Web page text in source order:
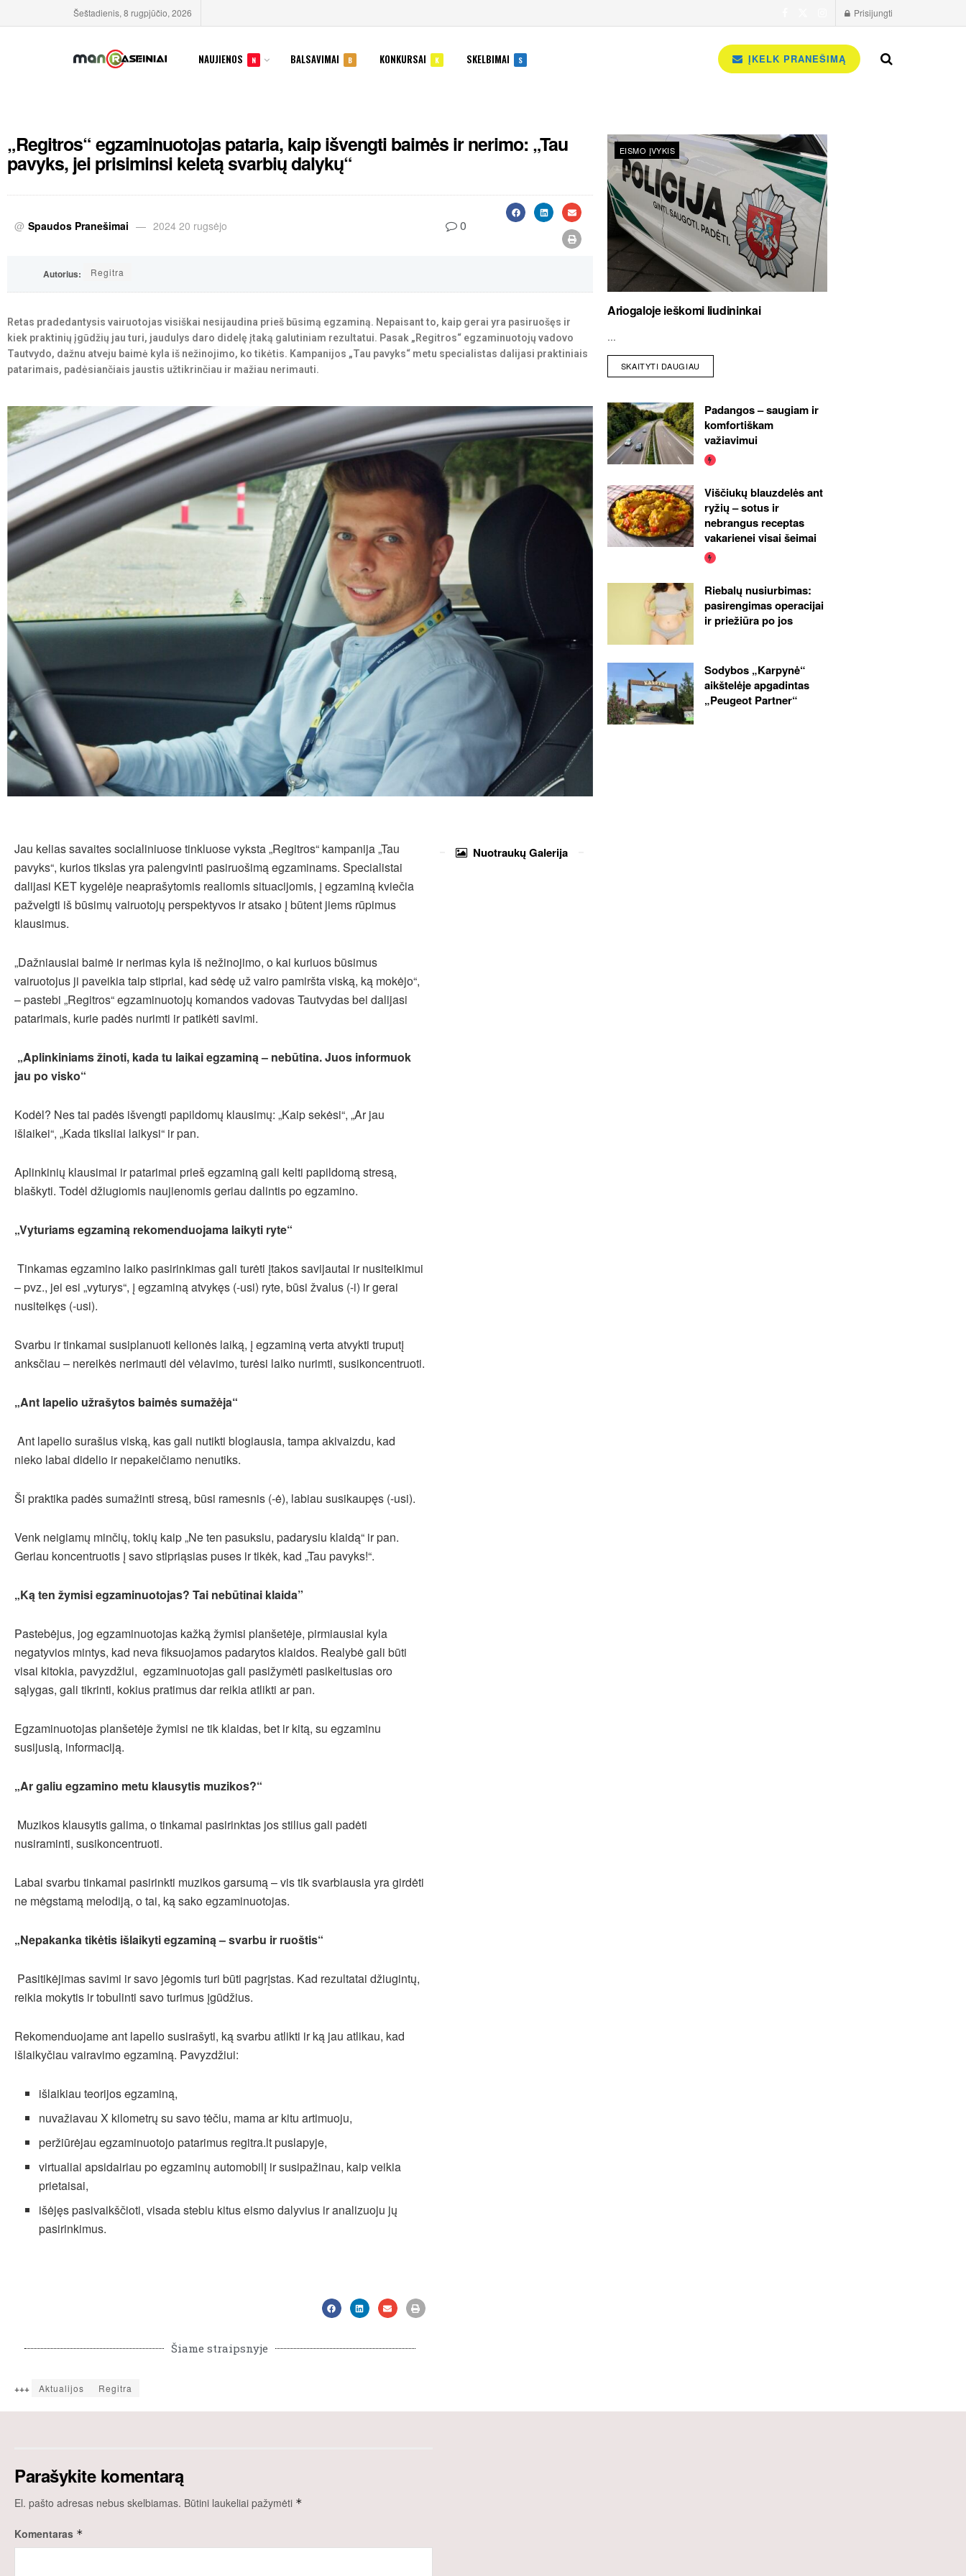
Šeštadienis, 8 rugpjūčio, 2026 Prisijungti
NAUJIENOS N BALSAVIMAI B KONKURSAI K SKELBIMAI S ĮKELK PRANEŠIMĄ
„Regitros“ egzaminuotojas pataria, kaip išvengti baimės ir nerimo: „Tau
pavyks, jei prisiminsi keletą svarbių dalykų“
@ Spaudos Pranešimai 2024 20 rugsėjo 0
Autorius: Regitra
Retas pradedantysis vairuotojas visiškai nesijaudina prieš būsimą egzaminą. Nepaisant to, kaip gerai yra pasiruošęs ir
kiek praktinių įgūdžių jau turi, jaudulys daro didelę įtaką galutiniam rezultatui. Pasak „Regitros“ egzaminuotojų vadovo
Tautvydo, dažnu atveju baimė kyla iš nežinojimo, ko tikėtis. Kampanijos „Tau pavyks“ metu specialistas dalijasi praktiniais
patarimais, padėsiančiais jaustis užtikrinčiau ir mažiau nerimauti.
EISMO ĮVYKIS
Ariogaloje ieškomi liudininkai
...
SKAITYTI DAUGIAU
Padangos – saugiam ir
komfortiškam
važiavimui
Viščiukų blauzdelės ant
ryžių – sotus ir
nebrangus receptas
vakarienei visai šeimai
Riebalų nusiurbimas:
pasirengimas operacijai
ir priežiūra po jos
Sodybos „Karpynė“
aikštelėje apgadintas
„Peugeot Partner“
Jau kelias savaites socialiniuose tinkluose vyksta „Regitros“ kampanija „Tau
pavyks“, kurios tikslas yra palengvinti pasiruošimą egzaminams. Specialistai
dalijasi KET kygelėje neaprašytomis realiomis situacijomis, į egzaminą kviečia
pažvelgti iš būsimų vairuotojų perspektyvos ir atsako į būtent jiems rūpimus
klausimus.
„Dažniausiai baimė ir nerimas kyla iš nežinojimo, o kai kuriuos būsimus
vairuotojus ji paveikia taip stipriai, kad sėdę už vairo pamiršta viską, ką mokėjo“,
– pastebi „Regitros“ egzaminuotojų komandos vadovas Tautvydas bei dalijasi
patarimais, kurie padės nurimti ir patikėti savimi.
„Aplinkiniams žinoti, kada tu laikai egzaminą – nebūtina. Juos informuok
jau po visko“
Kodėl? Nes tai padės išvengti papildomų klausimų: „Kaip sekėsi“, „Ar jau
išlaikei“, „Kada tiksliai laikysi“ ir pan.
Aplinkinių klausimai ir patarimai prieš egzaminą gali kelti papildomą stresą,
blaškyti. Todėl džiugiomis naujienomis geriau dalintis po egzamino.
„Vyturiams egzaminą rekomenduojama laikyti ryte“
Tinkamas egzamino laiko pasirinkimas gali turėti įtakos savijautai ir nusiteikimui
– pvz., jei esi „vyturys“, į egzaminą atvykęs (-usi) ryte, būsi žvalus (-i) ir gerai
nusiteikęs (-usi).
Svarbu ir tinkamai susiplanuoti kelionės laiką, į egzaminą verta atvykti truputį
anksčiau – nereikės nerimauti dėl vėlavimo, turėsi laiko nurimti, susikoncentruoti.
„Ant lapelio užrašytos baimės sumažėja“
Ant lapelio surašius viską, kas gali nutikti blogiausia, tampa akivaizdu, kad
nieko labai didelio ir nepakeičiamo nenutiks.
Ši praktika padės sumažinti stresą, būsi ramesnis (-ė), labiau susikaupęs (-usi).
Venk neigiamų minčių, tokių kaip „Ne ten pasuksiu, padarysiu klaidą“ ir pan.
Geriau koncentruotis į savo stipriąsias puses ir tikėk, kad „Tau pavyks!“.
„Ką ten žymisi egzaminuotojas? Tai nebūtinai klaida”
Pastebėjus, jog egzaminuotojas kažką žymisi planšetėje, pirmiausiai kyla
negatyvios mintys, kad neva fiksuojamos padarytos klaidos. Realybė gali būti
visai kitokia, pavyzdžiui, egzaminuotojas gali pasižymėti pasikeitusias oro
sąlygas, gali tikrinti, kokius pratimus dar reikia atlikti ar pan.
Egzaminuotojas planšetėje žymisi ne tik klaidas, bet ir kitą, su egzaminu
susijusią, informaciją.
„Ar galiu egzamino metu klausytis muzikos?“
Muzikos klausytis galima, o tinkamai pasirinktas jos stilius gali padėti
nusiraminti, susikoncentruoti.
Labai svarbu tinkamai pasirinkti muzikos garsumą – vis tik svarbiausia yra girdėti
ne mėgstamą melodiją, o tai, ką sako egzaminuotojas.
„Nepakanka tikėtis išlaikyti egzaminą – svarbu ir ruoštis“
Pasitikėjimas savimi ir savo jėgomis turi būti pagrįstas. Kad rezultatai džiugintų,
reikia mokytis ir tobulinti savo turimus įgūdžius.
Rekomenduojame ant lapelio susirašyti, ką svarbu atlikti ir ką jau atlikau, kad
išlaikyčiau vairavimo egzaminą. Pavyzdžiui:
išlaikiau teorijos egzaminą,
nuvažiavau X kilometrų su savo tėčiu, mama ar kitu artimuoju,
peržiūrėjau egzaminuotojo patarimus regitra.lt puslapyje,
virtualiai apsidairiau po egzaminų automobilį ir susipažinau, kaip veikia
prietaisai,
išėjęs pasivaikščioti, visada stebiu kitus eismo dalyvius ir analizuoju jų
pasirinkimus.
Šiame straipsnyje
+++ Aktualijos Regitra
NuotraukųGalerija
Parašykite komentarą
El. pašto adresas nebus skelbiamas. Būtini laukeliai pažymėti *
Komentaras *